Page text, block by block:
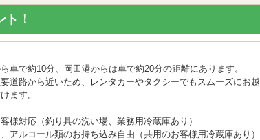
！
車で約10分、岡田港からは車で約20分の距離にあります。
道路から近いため、レンタカーやタクシーでもスムーズにお越
ます。
様対応（釣り具の洗い場、業務用冷蔵庫あり）
アルコール類のお持ち込み自由（共用のお客様用冷蔵庫あり）